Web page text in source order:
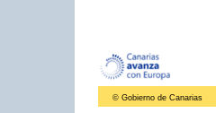
© Gobierno de Canarias